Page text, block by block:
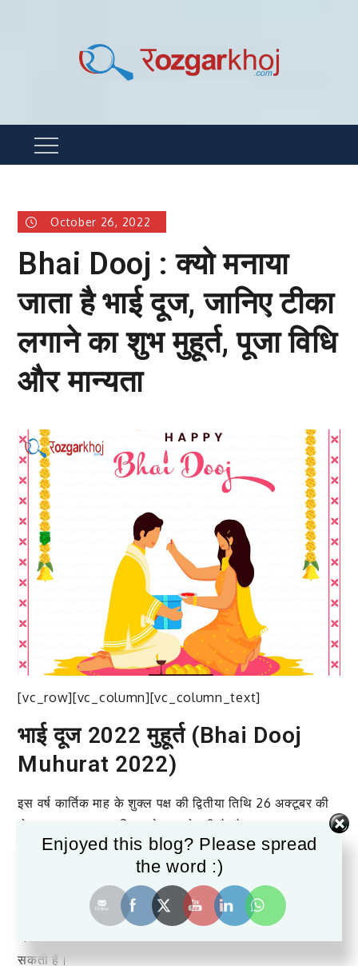
Menu
October 26, 2022
Bhai Dooj : क्यो मनाया
जाता है भाई दूज, जानिए टीका
लगाने का शुभ मुहूर्त, पूजा विधि
और मान्यता
[vc_row][vc_column][vc_column_text]
भाई दूज 2022 मुहूर्त (Bhai Dooj
Muhurat 2022)
इस वर्ष कार्तिक माह के शुक्ल पक्ष की द्वितीया तिथि 26 अक्टूबर की
दोपहर 2 बजकर 42 मिनट से शुरू हो रही है और 27 अक्टूबर
दोपहर 12 बजकर 45 मिनट पर समाप्त होगी। यही कारण है कि कुछ
जगहों पर भाई दूज का त्योहार 27 अक्टूबर को भी मनाया जाएगा।
26 अक्टूबर को दोपहर 1 बजकर 12 मिनट से दोपहर 3 बजकर 27
मिनट (26 अक्टूबर 2022) तक भाई दूज पूजा का शुभ मुहूर्त है। इस
अवधि के दौरान बहनें अपने भाई को तिलक लगाकर भोजन करवा
सकती हैं।
Enjoyed this blog? Please spread
the word :)